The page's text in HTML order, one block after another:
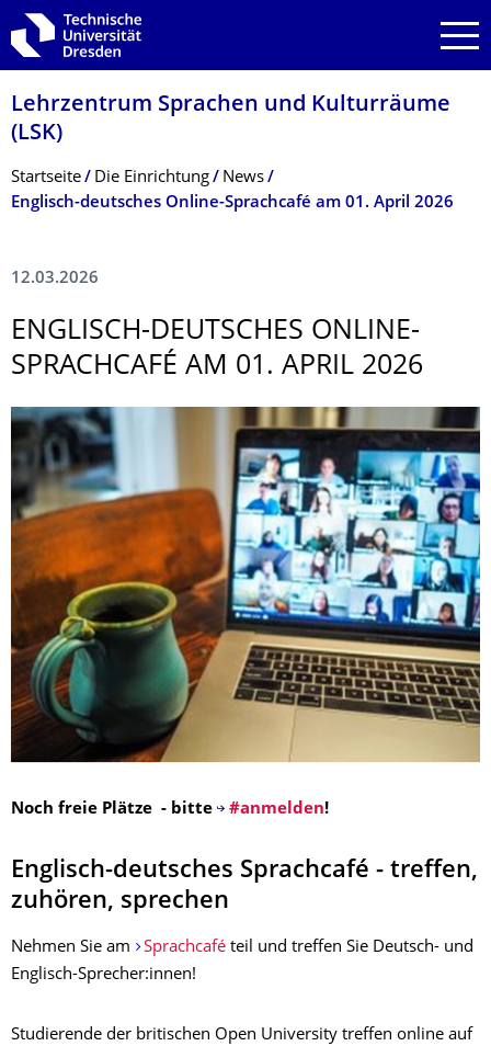
Zur Hauptnavigation springen
Zur Suche springen
Zum Inhalt springen
Lehrzentrum Sprachen und Kulturräume
(LSK)
Breadcrumb-Menü
Startseite Die Einrichtung
News
Englisch-deutsches Online-Sprachcafé am 01. April 2026
12.03.2026
ENGLISCH-DEUTSCHES ONLINE-
SPRACHCAFÉ AM 01. APRIL 2026
Noch freie Plätze - bitte #anmelden!
Englisch-deutsches Sprachcafé - treffen,
zuhören, sprechen
Nehmen Sie am Sprachcaféteil und treffen Sie Deutsch- und
Englisch-Sprecher:innen!
Studierende der britischen Open University treffen online auf